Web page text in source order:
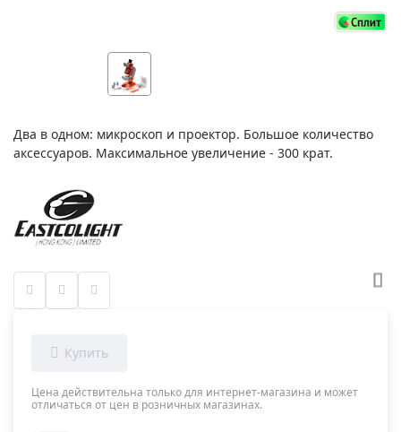
Два в одном: микроскоп и проектор. Большое количество
аксессуаров. Максимальное увеличение - 300 крат.
Цена действительна только для интернет-магазина и может
отличаться от цен в розничных магазинах.